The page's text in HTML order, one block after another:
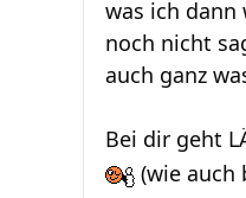
was ich dann
noch nicht
auch ganz
Bei dir geht
(wie auch